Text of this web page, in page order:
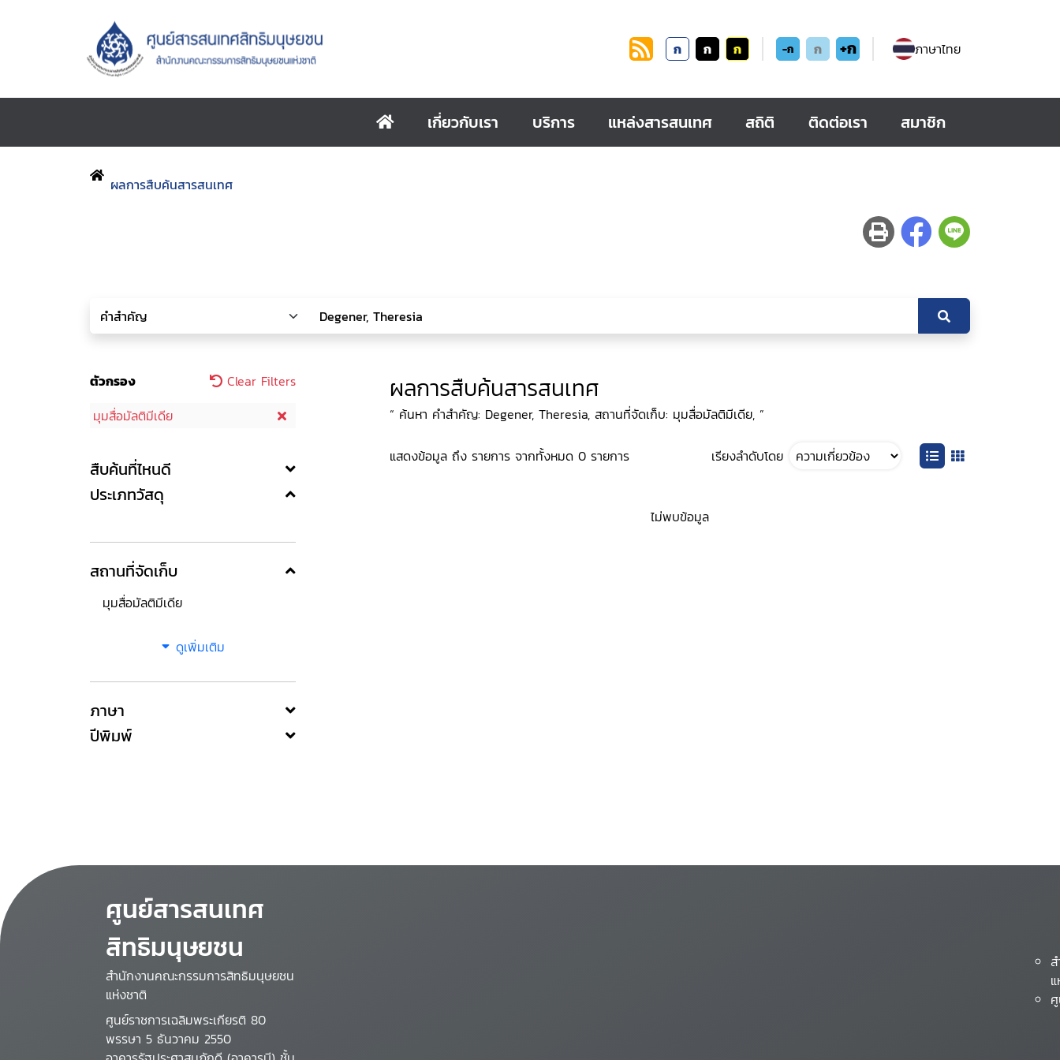
ก ก ก -ก ก +ก ภาษาไทย
เกี่ยวกับเรา บริการ แหล่งสารสนเทศ สถิติ ติดต่อเรา สมาชิก
ผลการสืบค้นสารสนเทศ
ตัวกรอง
Clear Filters
มุมสื่อมัลติมีเดีย
สืบค้นที่ไหนดี
ประเภทวัสดุ
สถานที่จัดเก็บ
มุมสื่อมัลติมีเดีย
ดูเพิ่มเติม
ภาษา
ปีพิมพ์
ผลการสืบค้นสารสนเทศ
“ ค้นหา คำสำคัญ: Degener, Theresia, สถานที่จัดเก็บ: มุมสื่อมัลติมีเดีย, ”
แสดงข้อมูล ถึง รายการ จากทั้งหมด 0 รายการ เรียงลำดับโดย
ไม่พบข้อมูล
ศูนย์สารสนเทศ
สิทธิมนุษยชน
สำนักงานคณะกรรมการสิทธิมนุษยชน
แห่งชาติ
ศูนย์ราชการเฉลิมพระเกียรติ 80
พรรษา 5 ธันวาคม 2550